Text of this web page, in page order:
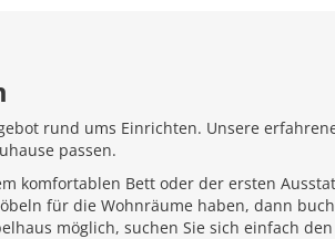
rund ums Einrichten. Unsere
passen.
komfortablen Bett oder der ersten
für die Wohnräume haben, dann
möglich, suchen Sie sich einfach